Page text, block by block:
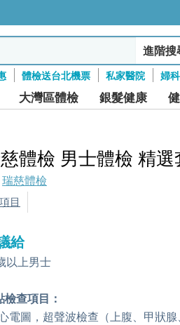
進階搜
體檢送台北機票 私家醫院 婦
大灣區體檢 銀髮健康
體檢 男士體檢 精選
瑞慈體檢
目
給
以上男士
檢查項目：
電圖，超聲波檢查（上腹、甲狀